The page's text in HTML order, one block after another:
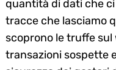
quantità di dati che
tracce che lasciamo
scoprono le truffe
transazioni sospette